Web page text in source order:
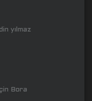
yılmaz
Bora